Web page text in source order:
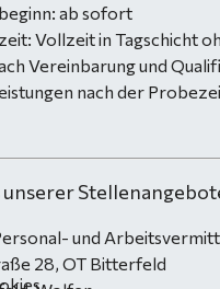
ab sofort
Vollzeit in Tagschicht
Vereinbarung und
nach der
unserer
und
28, OT Bitterfeld